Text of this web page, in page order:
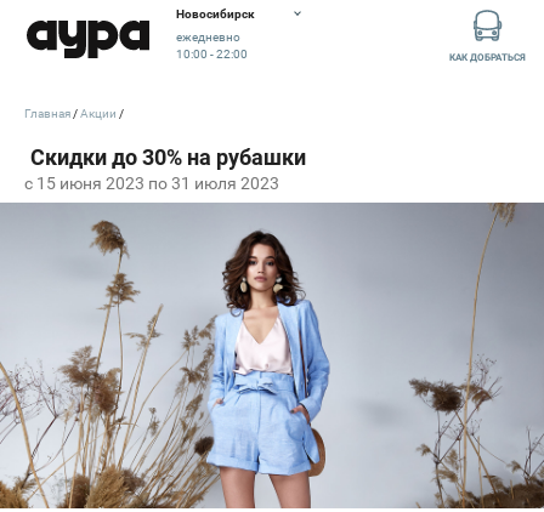
Новосибирск
ежедневно
10:00 - 22:00
КАК ДОБРАТЬСЯ
c 15 июня 2023 по 31 июля 2023
Главная Акции